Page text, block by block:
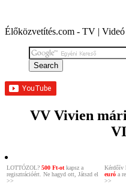
Élőközvetítés.com - TV |
VV Vivien
LOTTÓZOL? 500 Ft-otkapsz a
regisztrációért. Ne hagyd ott, Játszd el
>>
Kérdőív
euró a
>>